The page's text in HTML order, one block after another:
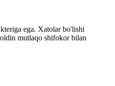
ega. Xatolar bo'lishi
mutlaqo shifokor bilan